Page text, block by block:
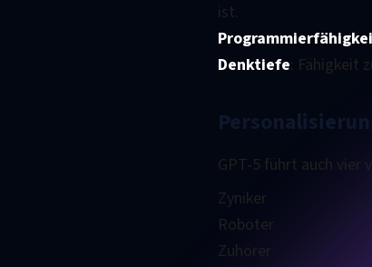
ist.
Denktiefe: Fähigkeit
GPT-5 führt auch vier
Zyniker
Roboter
Zuhörer